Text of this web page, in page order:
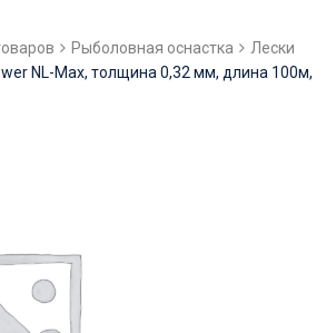
Рыболовная оснастка
Лески
NL-Max, толщина 0,32 мм, длина 100м,